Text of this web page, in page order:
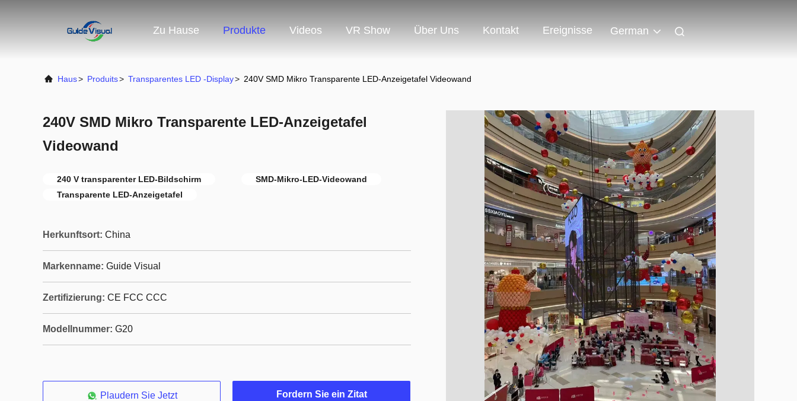
Zu Hause Produkte Videos VR Show Über Uns Kontakt Ereignisse German
Haus> Produits> Transparentes LED -Display> 240V SMD Mikro Transparente LED-Anzeigetafel Videowand
240V SMD Mikro Transparente LED-Anzeigetafel
Videowand
240 V transparenter LED-Bildschirm
SMD-Mikro-LED-Videowand
Transparente LED-Anzeigetafel
Herkunftsort: China
Markenname: Guide Visual
Zertifizierung: CE FCC CCC
Modellnummer: G20
Plaudern Sie Jetzt Fordern Sie ein Zitat